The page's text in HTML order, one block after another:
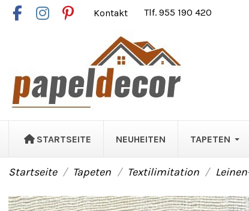
Kontakt Tlf. 955 190 420
STARTSEITE NEUHEITEN TAPETEN
Startseite Tapeten Textilimitation